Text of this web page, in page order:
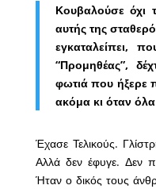
Κουβαλούσε όχι
αυτής της
εγκαταλείπει,
“Προμηθέας”,
φωτιά που ήξερε
ακόμα κι όταν
Έχασε Τελικούς.
Αλλά δεν έφυγε. Δεν
Ήταν ο δικός τους